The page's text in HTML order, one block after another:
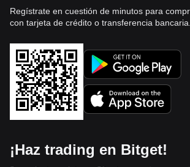
Regístrate en cuestión de minutos para
con tarjeta de crédito o transferencia bancaria.
¡Haz trading en Bitget!